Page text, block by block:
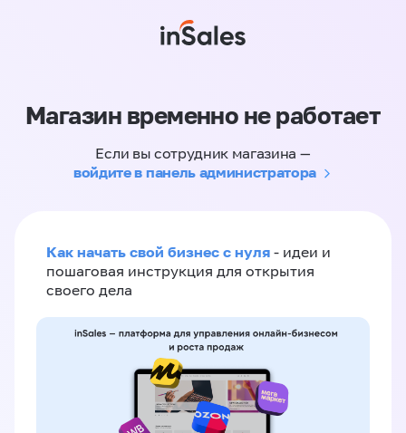
Магазин временно не работает
Если вы сотрудник магазина —
войдите в панель администратора
Как начать свой бизнес с нуля - идеи и
пошаговая инструкция для открытия
своего дела